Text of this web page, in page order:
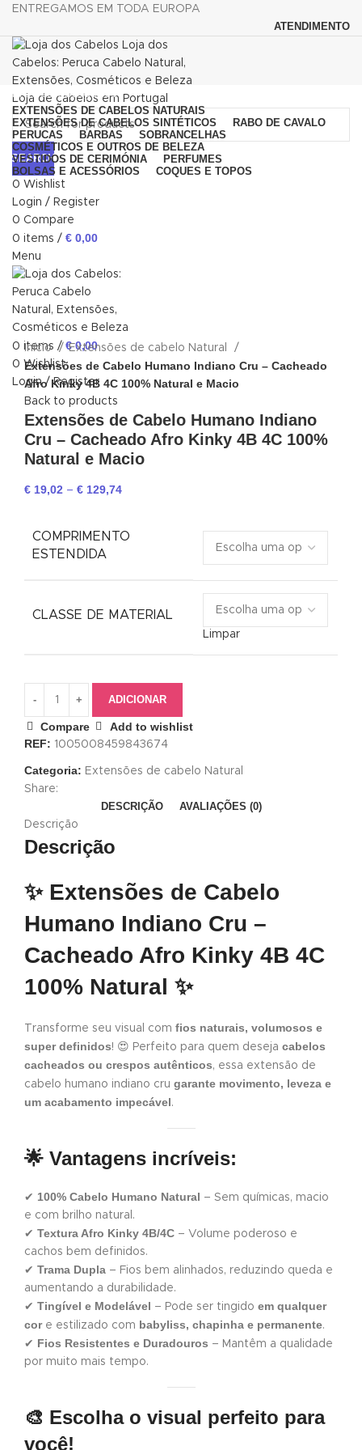
ENTREGAMOS EM TODA EUROPA
ATENDIMENTO
SEARCH
0 Wishlist
Login / Register
0 Compare
0 items / € 0,00
Menu
0 items / €0,00
0 Wishlist
Login / Register
Browse Categories
EXTENSÕES DE CABELOS NATURAIS
EXTENSÕES DE CABELOS SINTÉTICOS
RABO DE CAVALO
PERUCAS
BARBAS
SOBRANCELHAS
COSMÉTICOS E OUTROS DE BELEZA
VESTIDOS DE CERIMÓNIA
PERFUMES
BOLSAS E ACESSÓRIOS
COQUES E TOPOS
Click to enlarge
Início
Extensões de cabelo Natural
Extensões de Cabelo Humano Indiano Cru – Cacheado
Afro Kinky 4B 4C 100% Natural e Macio
Back to products
Extensões de Cabelo Humano Indiano
Cru – Cacheado Afro Kinky 4B 4C 100%
Natural e Macio
€ 19,02 – € 129,74
COMPRIMENTO
ESTENDIDA
CLASSE DE MATERIAL
Limpar
ADICIONAR
Compare
Add to wishlist
REF: 1005008459843674
Categoria: Extensões de cabelo Natural
Share:
DESCRIÇÃO AVALIAÇÕES (0)
Descrição
Descrição
✨ Extensões de Cabelo
Humano Indiano Cru –
Cacheado Afro Kinky 4B 4C
100% Natural ✨
Transforme seu visual com fios naturais, volumosos e
super definidos! 😍 Perfeito para quem deseja cabelos
cacheados ou crespos autênticos, essa extensão de
cabelo humano indiano cru garante movimento, leveza e
um acabamento impecável.
🌟 Vantagens incríveis:
✔ 100% Cabelo Humano Natural – Sem químicas, macio
e com brilho natural.
✔ Textura Afro Kinky 4B/4C – Volume poderoso e
cachos bem definidos.
✔ Trama Dupla – Fios bem alinhados, reduzindo queda e
aumentando a durabilidade.
✔ Tingível e Modelável – Pode ser tingido em qualquer
core estilizado com babyliss, chapinha e permanente.
✔ Fios Resistentes e Duradouros – Mantêm a qualidade
por muito mais tempo.
🎨 Escolha o visual perfeito para
você!